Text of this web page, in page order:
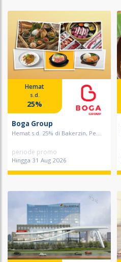
Hemat
s.d.
25%
Boga Group
Hemat s.d. 25% di Bakerzin, Pe...
periode promo
Hingga 31 Aug 2026